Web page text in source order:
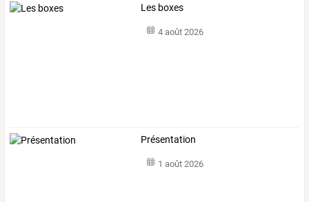
Les boxes
4 août 2026
Présentation
1 août 2026